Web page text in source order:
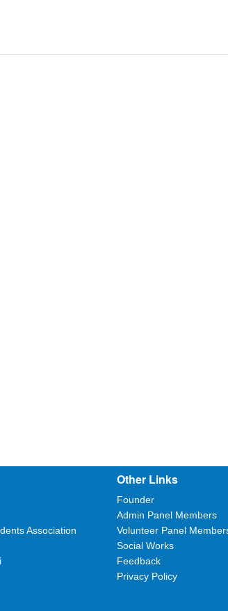
Association
Other Links
Founder
Admin Panel Members
Volunteer Panel
Social Works
Feedback
Privacy Policy